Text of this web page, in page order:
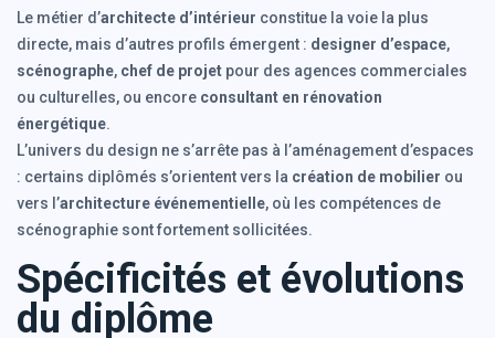
Le métier d’architecte d’intérieur constitue la voie la plus
directe, mais d’autres profils émergent : designer d’espace,
scénographe, chef de projet pour des agences commerciales
ou culturelles, ou encore consultant en rénovation
énergétique.
L’univers du design ne s’arrête pas à l’aménagement d’espaces
: certains diplômés s’orientent vers la création de mobilier ou
vers l’architecture événementielle, où les compétences de
scénographie sont fortement sollicitées.
Spécificités et évolutions
du diplôme